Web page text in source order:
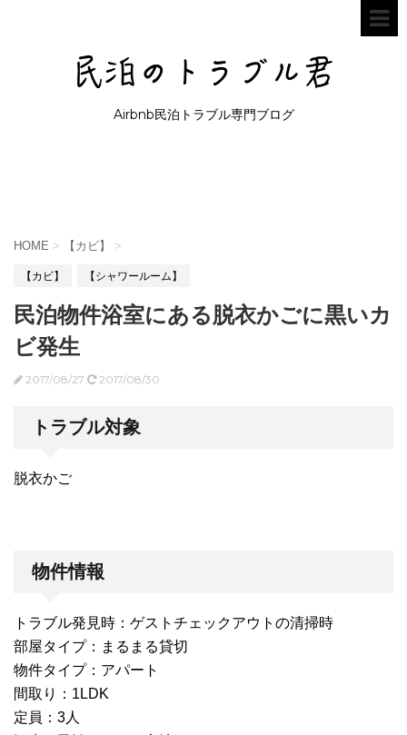
Airbnb民泊トラブル専門ブログ
HOME > 【カビ】 >
【カビ】 【シャワールーム】
民泊物件浴室にある脱衣かごに黒いカ
ビ発生
2017/08/27 2017/08/30
トラブル対象
脱衣かご
物件情報
トラブル発見時：ゲストチェックアウトの清掃時
部屋タイプ：まるまる貸切
物件タイプ：アパート
間取り：1LDK
定員：3人